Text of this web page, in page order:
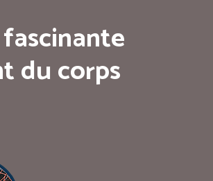
du corps